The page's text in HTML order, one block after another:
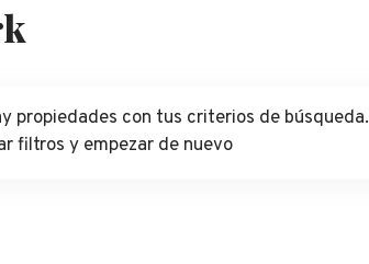
propiedades con tus criterios de búsqueda.
filtros y empezar de nuevo